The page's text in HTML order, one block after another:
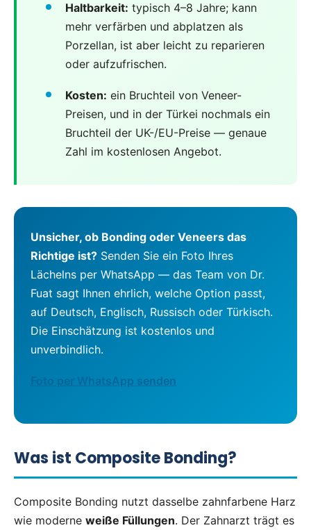
Haltbarkeit: typisch 4–8 Jahre; kann
mehr verfärben und abplatzen als
Porzellan, ist aber leicht zu reparieren
oder aufzufrischen.
Kosten: ein Bruchteil von Veneer-
Preisen, und in der Türkei nochmals ein
Bruchteil der UK-/EU-Preise — genaue
Zahl im kostenlosen Angebot.
Unsicher, ob Bonding oder Veneers das
Richtige ist? Senden Sie ein Foto Ihres
Lächelns per WhatsApp — das Team von Dr.
Fuat sagt Ihnen ehrlich, welche Option passt,
auf Deutsch, Englisch, Russisch oder Türkisch.
Die Einschätzung ist kostenlos und
unverbindlich.
Foto per WhatsApp senden
Was ist Composite Bonding?
Composite Bonding nutzt dasselbe zahnfarbene Harz
wie moderne weiße Füllungen. Der Zahnarzt trägt es